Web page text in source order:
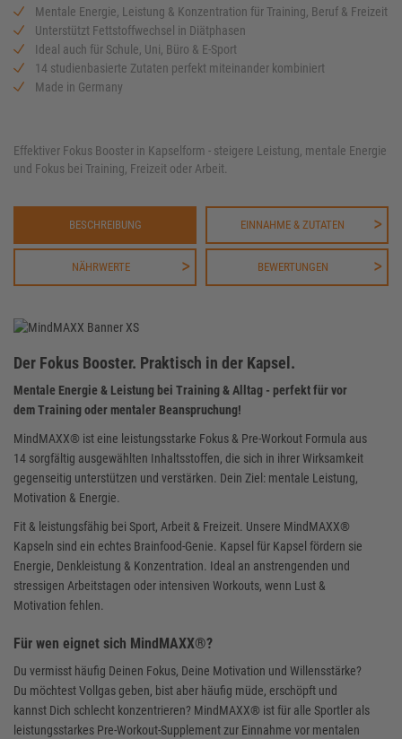
Mentale Energie, Leistung & Konzentration für Training, Beruf & Freizeit
Unterstützt Fettstoffwechsel in Diätphasen
Ideal auch für Schule, Uni, Büro & E-Sport
14 studienbasierte Zutaten perfekt miteinander kombiniert
Made in Germany
Effektiver Fokus Booster in Kapselform - steigere Leistung, mentale Energie
und Fokus bei Training, Freizeit oder Arbeit.
BESCHREIBUNG EINNAHME & ZUTATEN
NÄHRWERTE BEWERTUNGEN
Der Fokus Booster. Praktisch in der Kapsel.
Mentale Energie & Leistung bei Training & Alltag - perfekt für vor
dem Training oder mentaler Beanspruchung!
MindMAXX® ist eine leistungsstarke Fokus & Pre-Workout Formula aus
14 sorgfältig ausgewählten Inhaltsstoffen, die sich in ihrer Wirksamkeit
gegenseitig unterstützen und verstärken. Dein Ziel: mentale Leistung,
Motivation & Energie.
Fit & leistungsfähig bei Sport, Arbeit & Freizeit. Unsere MindMAXX®
Kapseln sind ein echtes Brainfood-Genie. Kapsel für Kapsel fördern sie
Energie, Denkleistung & Konzentration. Ideal an anstrengenden und
stressigen Arbeitstagen oder intensiven Workouts, wenn Lust &
Motivation fehlen.
Für wen eignet sich MindMAXX®?
Du vermisst häufig Deinen Fokus, Deine Motivation und Willensstärke?
Du möchtest Vollgas geben, bist aber häufig müde, erschöpft und
kannst Dich schlecht konzentrieren? MindMAXX® ist für alle Sportler als
leistungsstarkes Pre-Workout-Supplement zur Einnahme vor mentalen